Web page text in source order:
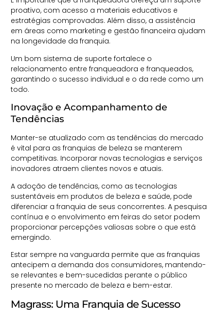
proativo, com acesso a materiais educativos e
estratégias comprovadas. Além disso, a assistência
em áreas como marketing e gestão financeira ajudam
na longevidade da franquia.
Um bom sistema de suporte fortalece o
relacionamento entre franqueadora e franqueados,
garantindo o sucesso individual e o da rede como um
todo.
Inovação e Acompanhamento de
Tendências
Manter-se atualizado com as tendências do mercado
é vital para as franquias de beleza se manterem
competitivas. Incorporar novas tecnologias e serviços
inovadores atraem clientes novos e atuais.
A adoção de tendências, como as tecnologias
sustentáveis em produtos de beleza e saúde, pode
diferenciar a franquia de seus concorrentes. A pesquisa
contínua e o envolvimento em feiras do setor podem
proporcionar percepções valiosas sobre o que está
emergindo.
Estar sempre na vanguarda permite que as franquias
antecipem a demanda dos consumidores, mantendo-
se relevantes e bem-sucedidas perante o público
presente no mercado de beleza e bem-estar.
Magrass: Uma Franquia de Sucesso